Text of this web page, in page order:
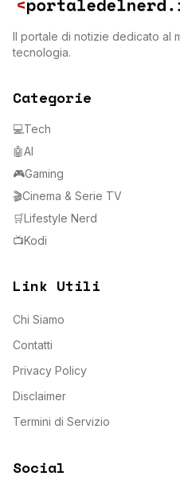
Il portale di notizie dedicato al
tecnologia.
Categorie
💻Tech
🤖AI
🎮Gaming
🎬Cinema & Serie TV
🛒Lifestyle Nerd
📺Kodi
Link Utili
Chi Siamo
Contatti
Privacy Policy
Disclaimer
Termini di Servizio
Social